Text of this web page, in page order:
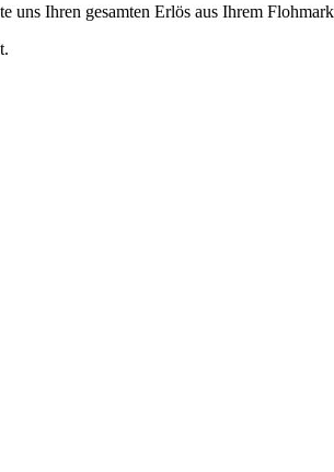
uns Ihren gesamten Erlös aus Ihrem